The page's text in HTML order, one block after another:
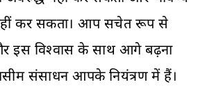
कर सकता। आप सचेत रूप से
इस विश्वास के साथ आगे बढ़ना
संसाधन आपके नियंत्रण में हैं।